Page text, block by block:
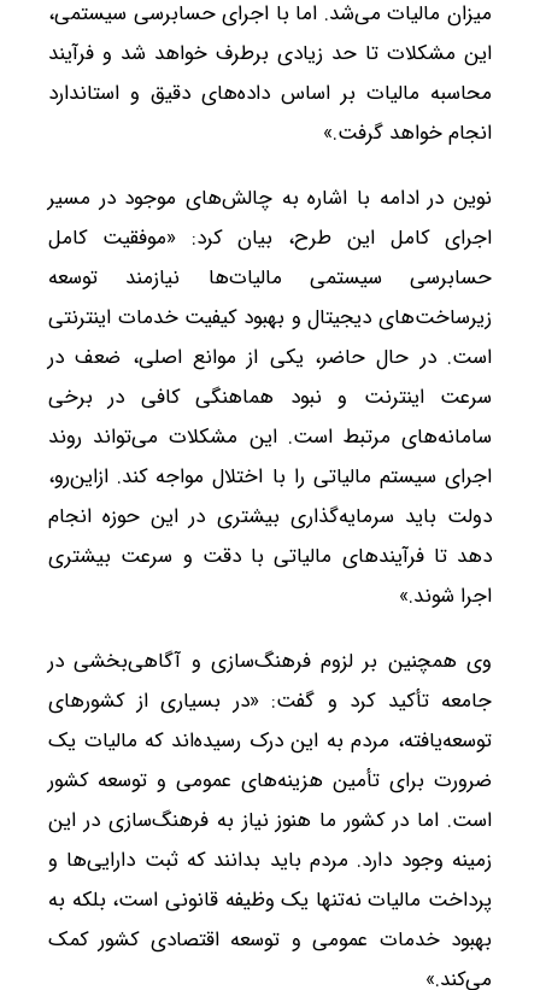
میزان مالیات می‌شد. اما با اجرای حسابرسی سیستمی،
این مشکلات تا حد زیادی برطرف خواهد شد و فرآیند
محاسبه مالیات بر اساس داده‌های دقیق و استاندارد
انجام خواهد گرفت.»
نوین در ادامه با اشاره به چالش‌های موجود در مسیر
اجرای کامل این طرح، بیان کرد: «موفقیت کامل
حسابرسی سیستمی مالیات‌ها نیازمند توسعه
زیرساخت‌های دیجیتال و بهبود کیفیت خدمات اینترنتی
است. در حال حاضر، یکی از موانع اصلی، ضعف در
سرعت اینترنت و نبود هماهنگی کافی در برخی
سامانه‌های مرتبط است. این مشکلات می‌تواند روند
اجرای سیستم مالیاتی را با اختلال مواجه کند. ازاین‌رو،
دولت باید سرمایه‌گذاری بیشتری در این حوزه انجام
دهد تا فرآیندهای مالیاتی با دقت و سرعت بیشتری
اجرا شوند.»
وی همچنین بر لزوم فرهنگ‌سازی و آگاهی‌بخشی در
جامعه تأکید کرد و گفت: «در بسیاری از کشورهای
توسعه‌یافته، مردم به این درک رسیده‌اند که مالیات یک
ضرورت برای تأمین هزینه‌های عمومی و توسعه کشور
است. اما در کشور ما هنوز نیاز به فرهنگ‌سازی در این
زمینه وجود دارد. مردم باید بدانند که ثبت دارایی‌ها و
پرداخت مالیات نه‌تنها یک وظیفه قانونی است، بلکه به
بهبود خدمات عمومی و توسعه اقتصادی کشور کمک
می‌کند.»